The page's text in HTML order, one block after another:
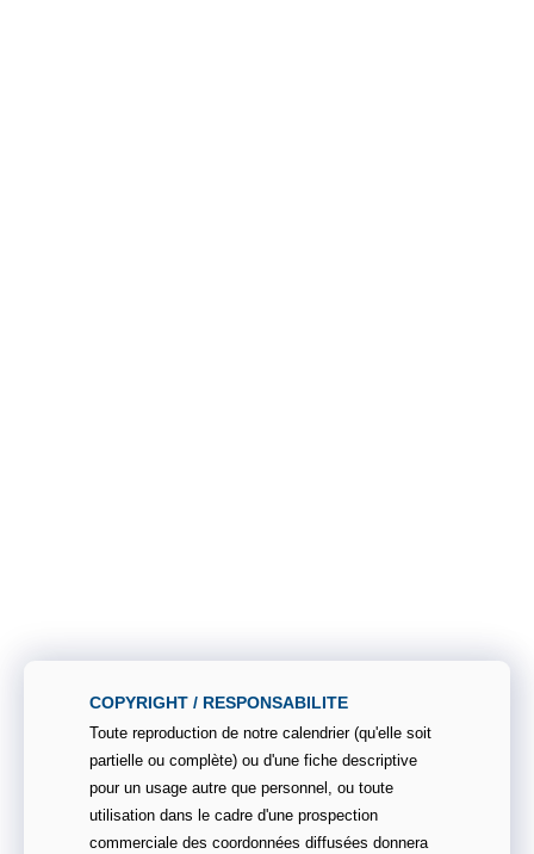
COPYRIGHT / RESPONSABILITE
Toute reproduction de notre calendrier (qu'elle soit
partielle ou complète) ou d'une fiche descriptive
pour un usage autre que personnel, ou toute
utilisation dans le cadre d'une prospection
commerciale des coordonnées diffusées donnera